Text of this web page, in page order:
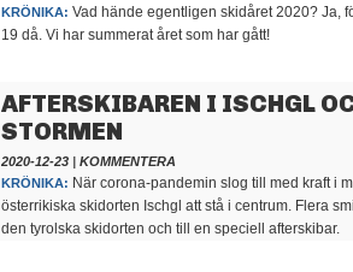
KRÖNIKA: Vad hände egentligen skidåret 2020? Ja,
19 då. Vi har summerat året som har gått!
AFTERSKIBAREN I ISCHGL
STORMEN
2020-12-23 | KOMMENTERA
KRÖNIKA: När corona-pandemin slog till med kraft i
österrikiska skidorten Ischgl att stå i centrum. Flera
den tyrolska skidorten och till en speciell afterskibar.